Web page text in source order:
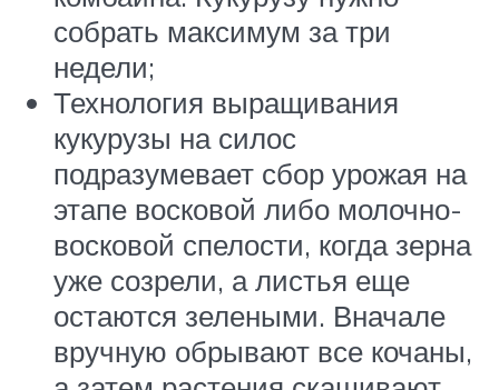
собрать максимум за три
недели;
Технология выращивания
кукурузы на силос
подразумевает сбор урожая на
этапе восковой либо молочно-
восковой спелости, когда зерна
уже созрели, а листья еще
остаются зелеными. Вначале
вручную обрывают все кочаны,